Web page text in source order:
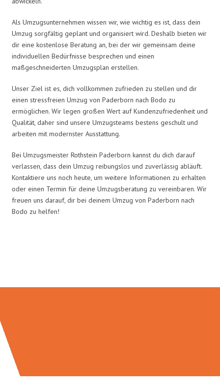
Als Umzugsunternehmen wissen wir, wie wichtig es ist, dass dein
Umzug sorgfältig geplant und organisiert wird. Deshalb bieten wir
dir eine kostenlose Beratung an, bei der wir gemeinsam deine
individuellen Bedürfnisse besprechen und einen
maßgeschneiderten Umzugsplan erstellen.
Unser Ziel ist es, dich vollkommen zufrieden zu stellen und dir
einen stressfreien Umzug von Paderborn nach Bodo zu
ermöglichen. Wir legen großen Wert auf Kundenzufriedenheit und
Qualität, daher sind unsere Umzugsteams bestens geschult und
arbeiten mit modernster Ausstattung.
Bei Umzugsmeister Rothstein Paderborn kannst du dich darauf
verlassen, dass dein Umzug reibungslos und zuverlässig abläuft.
Kontaktiere uns noch heute, um weitere Informationen zu erhalten
oder einen Termin für deine Umzugsberatung zu vereinbaren. Wir
freuen uns darauf, dir bei deinem Umzug von Paderborn nach
Bodo zu helfen!